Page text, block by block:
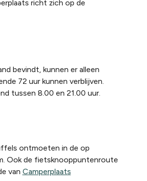
richt zich op de
bevindt, kunnen er alleen
72 uur kunnen verblijven.
tussen 8.00 en 21.00 uur.
ontmoeten in de op
Ook de fietsknooppuntenroute
van Camperplaats